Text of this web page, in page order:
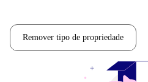
Remover tipo de propriedade